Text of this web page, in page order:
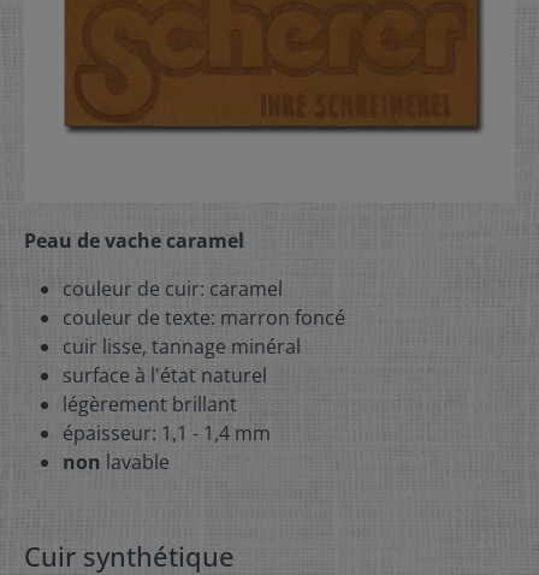
Peau de vache caramel
couleur de cuir: caramel
couleur de texte: marron foncé
cuir lisse, tannage minéral
surface à l'état naturel
légèrement brillant
épaisseur: 1,1 - 1,4 mm
non lavable
Cuir synthétique